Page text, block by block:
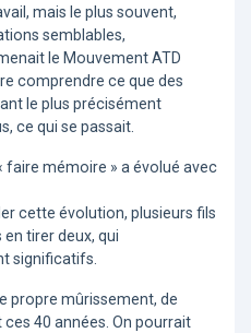
mais le plus souvent,
semblables,
le Mouvement ATD
comprendre ce que des
le plus précisément
ce qui se passait.
faire mémoire » a évolué avec
cette évolution, plusieurs fils
en tirer deux, qui
significatifs.
propre mûrissement, de
40 années. On pourrait